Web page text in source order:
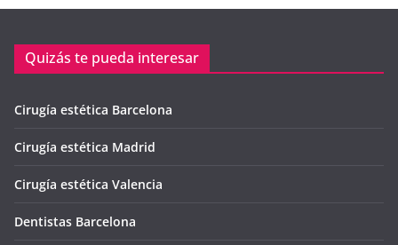
Quizás te pueda interesar
Cirugía estética Barcelona
Cirugía estética Madrid
Cirugía estética Valencia
Dentistas Barcelona